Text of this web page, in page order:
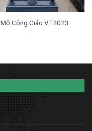
Mộ Công Giáo VT2023